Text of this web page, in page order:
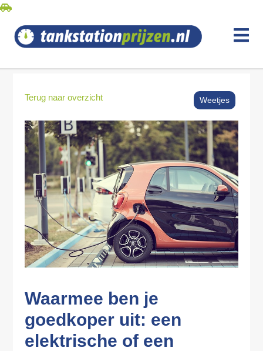
Terug naar overzicht Weetjes
Waarmee ben je
goedkoper uit: een
elektrische of een